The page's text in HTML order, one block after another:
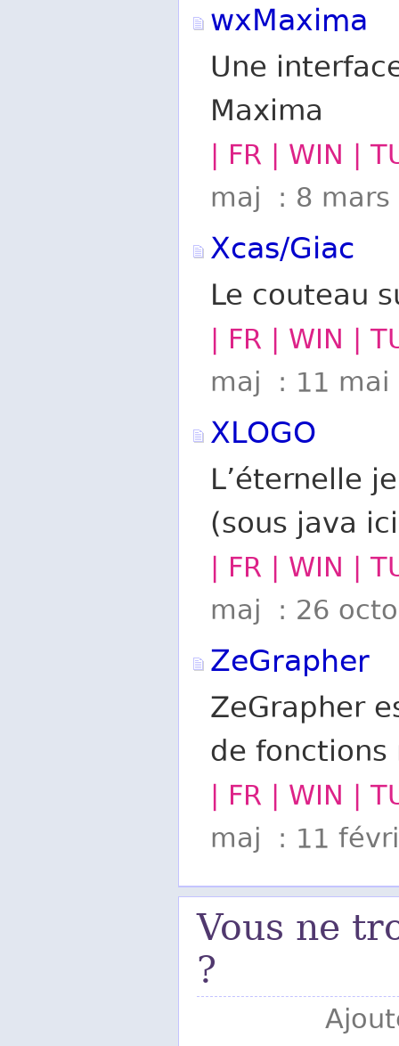
wxMaxima
Une
Maxima
| FR | WIN |
maj : 8 mars
Xcas/Giac
Le couteau
| FR | WIN |
maj : 11 mai
XLOGO
L’éternelle
(sous java
| FR | WIN |
maj : 26
ZeGrapher
ZeGrapher
de
| FR | WIN |
maj : 11
Vous ne
?